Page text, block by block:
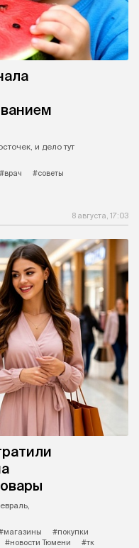
и дело тут
#врач
#советы
8 августа, 17:03
#покупки
#новости Тюмени #тк